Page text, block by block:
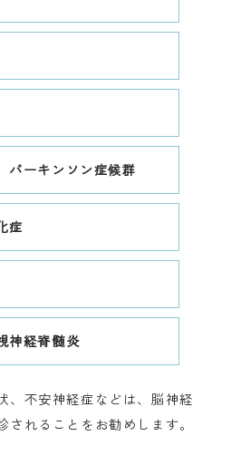
パーキンソン症候群
症
神経脊髄炎
、不安神経症などは、脳神経
されることをお勧めします。